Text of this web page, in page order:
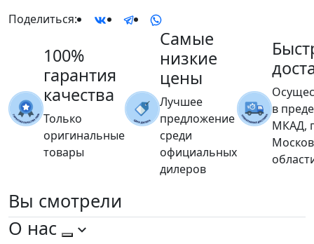
Поделиться:
100%
гарантия
качества
Только
оригинальные
товары
Самые
низкие
цены
Лучшее
предложение
среди
официальных
дилеров
в
МКАД,
Вы смотрели
О нас